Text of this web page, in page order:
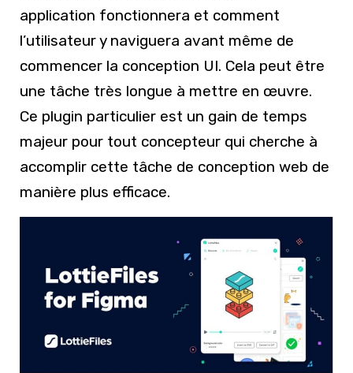
application fonctionnera et comment
l’utilisateur y naviguera avant même de
commencer la conception UI. Cela peut être
une tâche très longue à mettre en œuvre.
Ce plugin particulier est un gain de temps
majeur pour tout concepteur qui cherche à
accomplir cette tâche de conception web de
manière plus efficace.